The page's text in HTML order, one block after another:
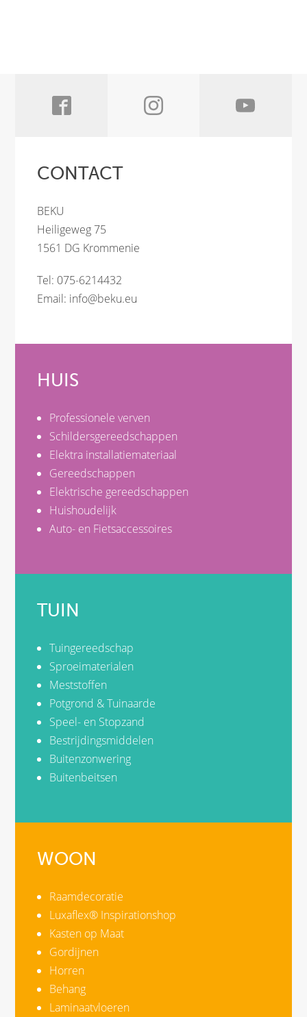
CONTACT
BEKU
Heiligeweg 75
1561 DG Krommenie
Tel: 075-6214432
Email: info@beku.eu
HUIS
Professionele verven
Schildersgereedschappen
Elektra installatiemateriaal
Gereedschappen
Elektrische gereedschappen
Huishoudelijk
Auto- en Fietsaccessoires
TUIN
Tuingereedschap
Sproeimaterialen
Meststoffen
Potgrond & Tuinaarde
Speel- en Stopzand
Bestrijdingsmiddelen
Buitenzonwering
Buitenbeitsen
WOON
Raamdecoratie
Luxaflex® Inspirationshop
Kasten op Maat
Gordijnen
Horren
Behang
Laminaatvloeren